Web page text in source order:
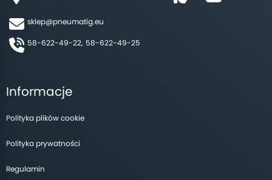
sklep@pneumatig.eu
58-622-49-22, 58-622-49-25
Informacje
Polityka plików cookie
Polityka prywatności
Regulamin